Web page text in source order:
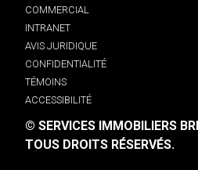
COMMERCIAL
INTRANET
AVIS JURIDIQUE
CONFIDENTIALITÉ
TÉMOINS
ACCESSIBILITÉ
© SERVICES IMMOBILIERS
TOUS DROITS RÉSERVÉS.